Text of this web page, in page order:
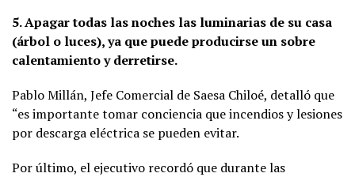
5. Apagar todas las noches las luminarias de su casa
(árbol o luces), ya que puede producirse un sobre
calentamiento y derretirse.
Pablo Millán, Jefe Comercial de Saesa Chiloé, detalló que
“es importante tomar conciencia que incendios y lesiones
por descarga eléctrica se pueden evitar.
Por último, el ejecutivo recordó que durante las